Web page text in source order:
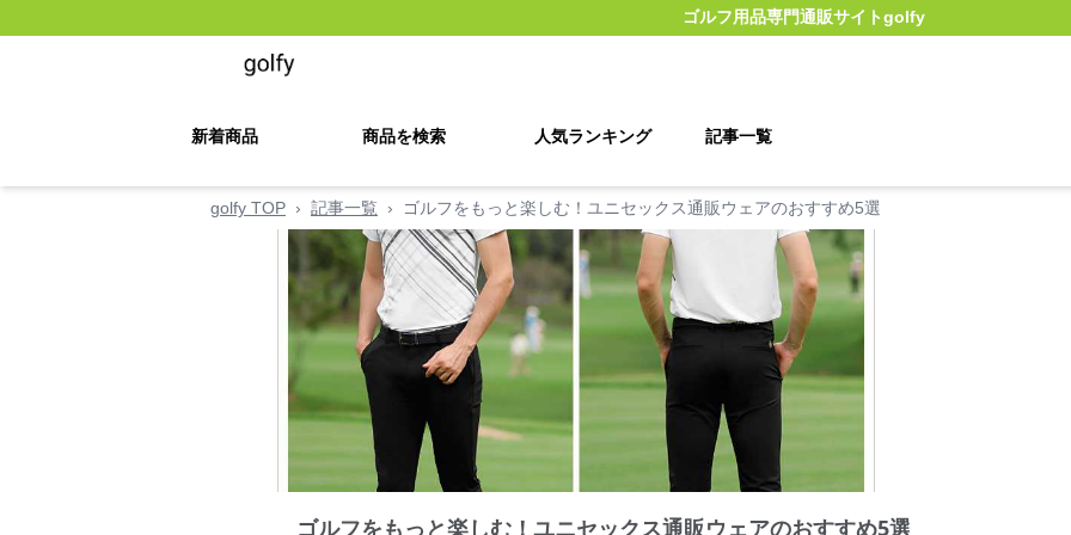
ゴルフ用品専門通販サイトgolfy
新着商品 商品を検索 人気ランキング 記事一覧
golfy TOP › 記事一覧 › ゴルフをもっと楽しむ！ユニセックス通販ウェアのおすすめ5選
ゴルフをもっと楽しむ！ユニセックス通販ウェアのおすすめ5選